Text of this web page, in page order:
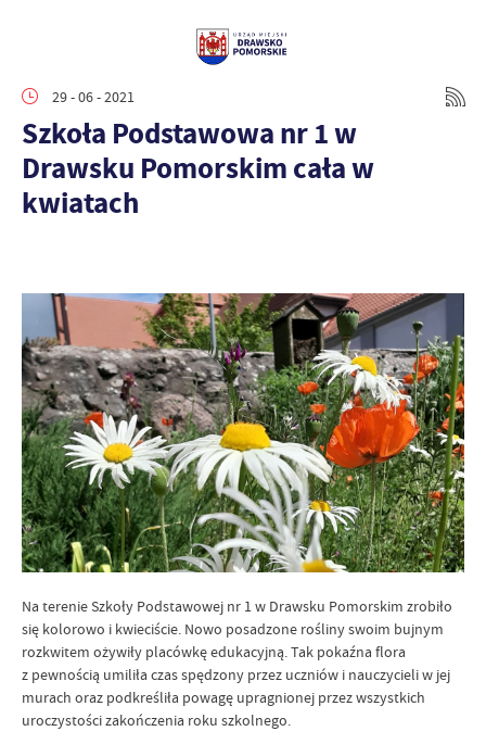
29 - 06 - 2021
Szkoła Podstawowa nr 1 w
Drawsku Pomorskim cała w
kwiatach
Na terenie Szkoły Podstawowej nr 1 w Drawsku Pomorskim zrobiło
się kolorowo i kwieciście. Nowo posadzone rośliny swoim bujnym
rozkwitem ożywiły placówkę edukacyjną. Tak pokaźna flora
z pewnością umiliła czas spędzony przez uczniów i nauczycieli w jej
murach oraz podkreśliła powagę upragnionej przez wszystkich
uroczystości zakończenia roku szkolnego.